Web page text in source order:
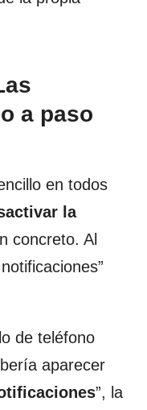
a paso
en todos
la
concreto. Al
de teléfono
aparecer
”, la